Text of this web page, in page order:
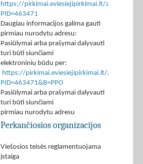
https://pirkimai.eviesiejipirkimai.lt/app/rfq/
PID=463471
Daugiau informacijos galima gauti
pirmiau nurodytu adresu:
Pasiūlymai arba prašymai dalyvauti
turi būti siunčiami
elektroniniu būdu per:
https://pirkimai.eviesiejipirkimai.lt/app/rfq/
PID=463471&B=PPO
Pasiūlymai arba prašymai dalyvauti
turi būti siunčiami
pirmiau nurodytu adresu
Perkančiosios organizacijos
Viešosios teisės reglamentuojama
įstaiga